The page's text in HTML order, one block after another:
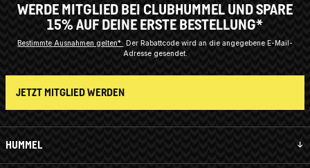
HUMMEL
WERDE MITGLIED BEI CLUBHUMMEL UND SPARE
15% AUF DEINE ERSTE BESTELLUNG*
Bestimmte Ausnahmen gelten* Der Rabattcode wird an die angegebene E-Mail-
Adresse gesendet.
JETZT MITGLIED WERDEN